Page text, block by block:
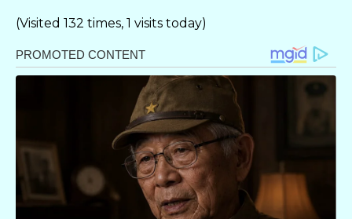
(Visited 132 times, 1 visits today)